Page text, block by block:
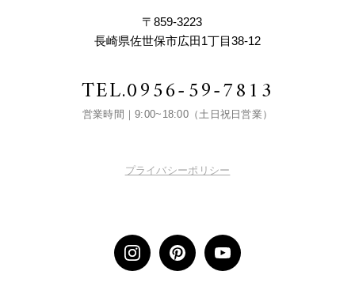
〒859-3223
長崎県佐世保市広田1丁目38-12
TEL.0956-59-7813
営業時間｜9:00~18:00（土日祝日営業）
プライバシーポリシー